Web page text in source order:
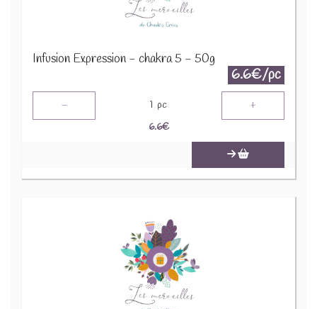
Infusion Expression - chakra 5 - 50g
6.6€/pc
- 1 pc +
6.6€